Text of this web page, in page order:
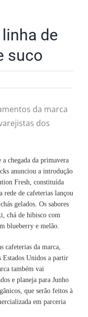
de
suco
da marca
dos
chegada da primavera
anunciou a introdução
Fresh, constituída
rede de cafeterias lançou
gelados. Os sabores
chá de hibisco com
blueberry e melão.
cafeterias da marca,
Estados Unidos a partir
também vai
e planeja para Junho
que serão feitos à
em parceria